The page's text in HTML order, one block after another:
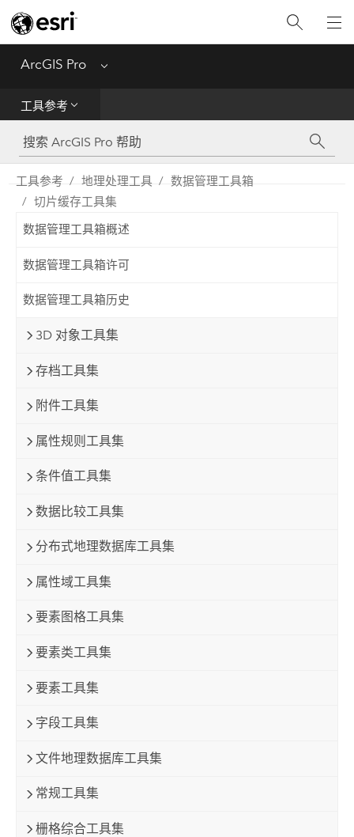
ArcGIS Pro Menu
工具参考
工具参考
Python
SDK
工具参考 地理处理工具
数据管理工具箱
切片缓存工具集
数据管理工具箱概述
数据管理工具箱许可
数据管理工具箱历史
3D 对象工具集
存档工具集
附件工具集
属性规则工具集
条件值工具集
数据比较工具集
分布式地理数据库工具集
属性域工具集
要素图格工具集
要素类工具集
要素工具集
字段工具集
文件地理数据库工具集
常规工具集
栅格综合工具集